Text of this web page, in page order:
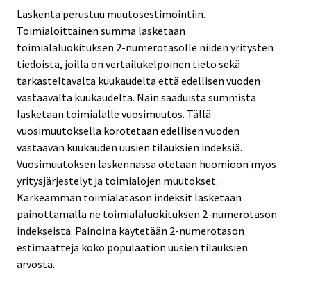
Laskenta perustuu muutosestimointiin.
Toimialoittainen summa lasketaan
toimialaluokituksen 2-numerotasolle niiden yritysten
tiedoista, joilla on vertailukelpoinen tieto sekä
tarkasteltavalta kuukaudelta että edellisen vuoden
vastaavalta kuukaudelta. Näin saaduista summista
lasketaan toimialalle vuosimuutos. Tällä
vuosimuutoksella korotetaan edellisen vuoden
vastaavan kuukauden uusien tilauksien indeksiä.
Vuosimuutoksen laskennassa otetaan huomioon myös
yritysjärjestelyt ja toimialojen muutokset.
Karkeamman toimialatason indeksit lasketaan
painottamalla ne toimialaluokituksen 2-numerotason
indekseistä. Painoina käytetään 2-numerotason
estimaatteja koko populaation uusien tilauksien
arvosta.